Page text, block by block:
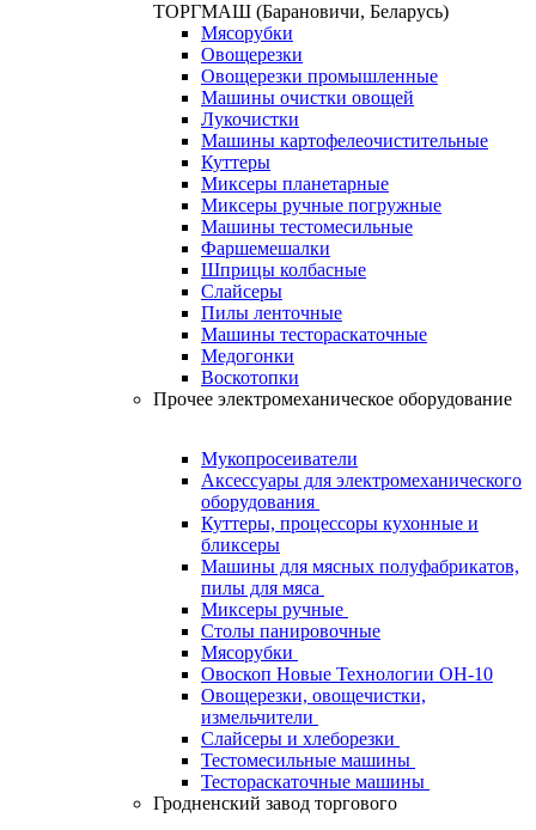
ТОРГМАШ (Барановичи, Беларусь)
Мясорубки
Овощерезки
Овощерезки промышленные
Машины очистки овощей
Лукочистки
Машины картофелеочистительные
Куттеры
Миксеры планетарные
Миксеры ручные погружные
Машины тестомесильные
Фаршемешалки
Шприцы колбасные
Слайсеры
Пилы ленточные
Машины тестораскаточные
Медогонки
Воскотопки
Прочее электромеханическое оборудование
Мукопросеиватели
Аксессуары для электромеханического
оборудования
Куттеры, процессоры кухонные и
бликсеры
Машины для мясных полуфабрикатов,
пилы для мяса
Миксеры ручные
Столы панировочные
Мясорубки
Овоскоп Новые Технологии ОН-10
Овощерезки, овощечистки,
измельчители
Слайсеры и хлеборезки
Тестомесильные машины
Тестораскаточные машины
Гродненский завод торгового